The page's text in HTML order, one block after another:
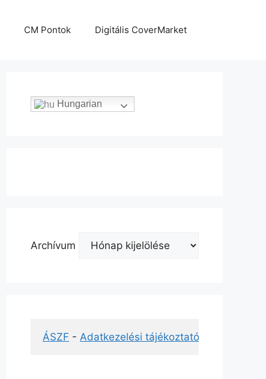
CM Pontok Digitális CoverMarket
Hungarian
Archívum
ÁSZF - Adatkezelési tájékoztató